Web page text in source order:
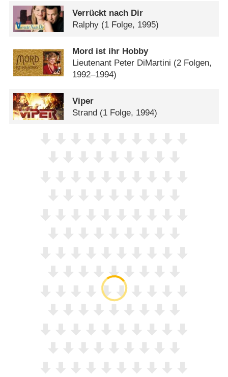
Verrückt nach Dir
Ralphy (1 Folge, 1995)
Mord ist ihr Hobby
Lieutenant Peter DiMartini (2 Folgen,
1992–1994)
Viper
Strand (1 Folge, 1994)